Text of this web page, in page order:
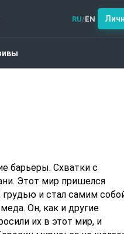
RU/EN
барьеры. Схватки с
Этот мир пришелся
и стал самим
Он, как и другие
их в этот мир, и